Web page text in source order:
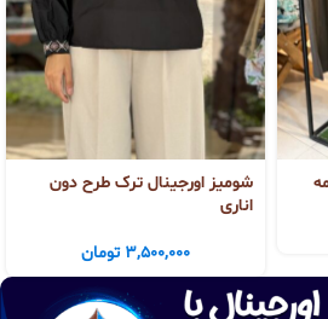
شومیز اورجینال ترک طرح دون
اناری
3,500,000 تومان